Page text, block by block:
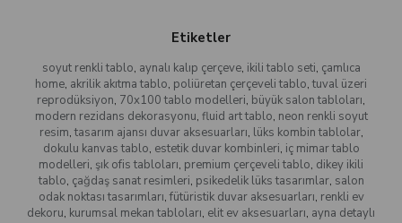
Etiketler
soyut renkli tablo, aynalı kalıp çerçeve, ikili tablo seti, çamlıca
home, akrilik akıtma tablo, poliüretan çerçeveli tablo, tuval üzeri
reprodüksiyon, 70x100 tablo modelleri, büyük salon tabloları,
modern rezidans dekorasyonu, fluid art tablo, neon renkli soyut
resim,tasarım ajansı duvar aksesuarları, lüks kombin tablolar,
dokulu kanvas tablo, estetik duvar kombinleri, iç mimar tablo
modelleri, şık ofis tabloları, premium çerçeveli tablo, dikey ikili
tablo, çağdaş sanat resimleri, psikedelik lüks tasarımlar, salon
odak noktası tasarımları,fütüristik duvar aksesuarları, renkli ev
dekoru, kurumsal mekan tabloları, elit ev aksesuarları, ayna detaylı